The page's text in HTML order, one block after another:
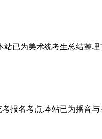
已为美术统考生总结整
报名考点,本站已为播音